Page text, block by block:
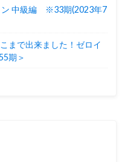
ン 中級編 ※33期(2023年7
まで出来ました！ゼロイ
期＞